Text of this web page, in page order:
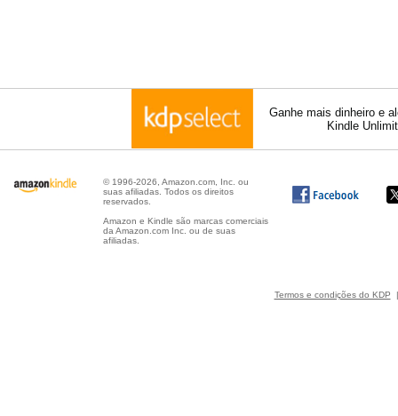
Ganhe mais dinheiro e
Kindle
© 1996-2026, Amazon.com, Inc. ou
suas afiliadas. Todos os direitos
reservados.
Amazon e Kindle são marcas comerciais
da Amazon.com Inc. ou de suas
afiliadas.
Termos e condições do KDP